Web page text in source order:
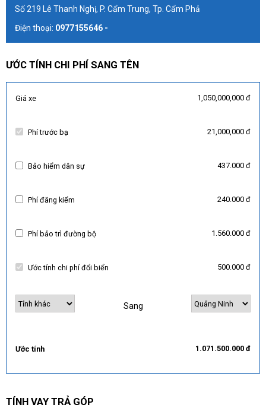
Số 219 Lê Thanh Nghị, P. Cẩm Trung, Tp. Cẩm Phả
Điện thoại: 0977155646 -
ƯỚC TÍNH CHI PHÍ SANG TÊN
Giá xe 1,050,000,000 đ
Phí trước bạ 21,000,000 đ
Bảo hiểm dân sự 437.000 đ
Phí đăng kiểm 240.000 đ
Phí bảo trì đường bộ 1.560.000 đ
Ước tính chi phí đổi biển 500.000 đ
Sang
Ước tính 1.071.500.000 đ
TÍNH VAY TRẢ GÓP